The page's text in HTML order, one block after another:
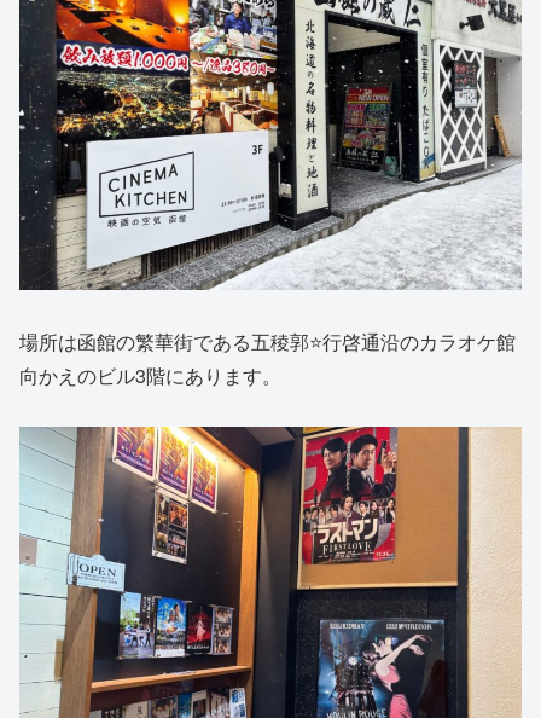
場所は函館の繁華街である五稜郭⭐️行啓通沿のカラオケ館
向かえのビル3階にあります。